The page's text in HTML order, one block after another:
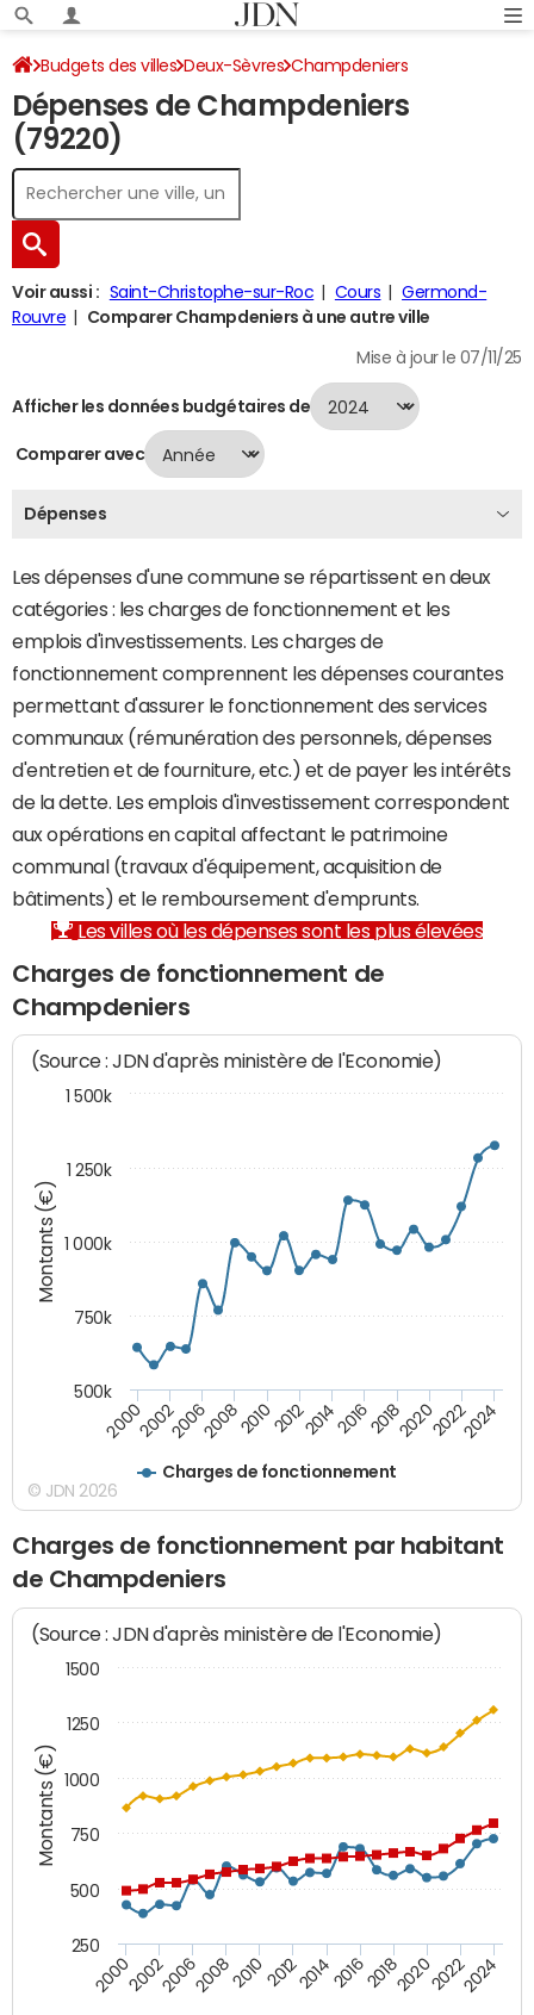
Budgets des villes Deux-Sèvres Champdeniers
Dépenses 2024
Dépenses de Champdeniers
(79220)
Voir aussi : Saint-Christophe-sur-Roc Cours
Germond-
Rouvre
Comparer Champdeniers à une autre ville
Mise à jour le 07/11/25
Afficher les données budgétaires de
Comparer avec
Dépenses
Les dépenses d'une commune se répartissent en deux
catégories : les charges de fonctionnement et les
emplois d'investissements. Les charges de
fonctionnement comprennent les dépenses courantes
permettant d'assurer le fonctionnement des services
communaux (rémunération des personnels, dépenses
d'entretien et de fourniture, etc.) et de payer les intérêts
de la dette. Les emplois d'investissement correspondent
aux opérations en capital affectant le patrimoine
communal (travaux d'équipement, acquisition de
bâtiments) et le remboursement d'emprunts.
Les villes où les dépenses sont les plus élevées
Charges de fonctionnement de
Champdeniers
Montants (€)
(Source : JDN d'après ministère de l'Economie)
Charges de fonctionnement
200020022006200820102012201420162018202020222024
1 000k
500k
750k
1 250k
1 500k
© JDN 2026
Charges de fonctionnement par habitant
de Champdeniers
Montants (€)
(Source : JDN d'après ministère de l'Economie)
200020022006200820102012201420162018202020222024
250
500
750
1000
1250
1500